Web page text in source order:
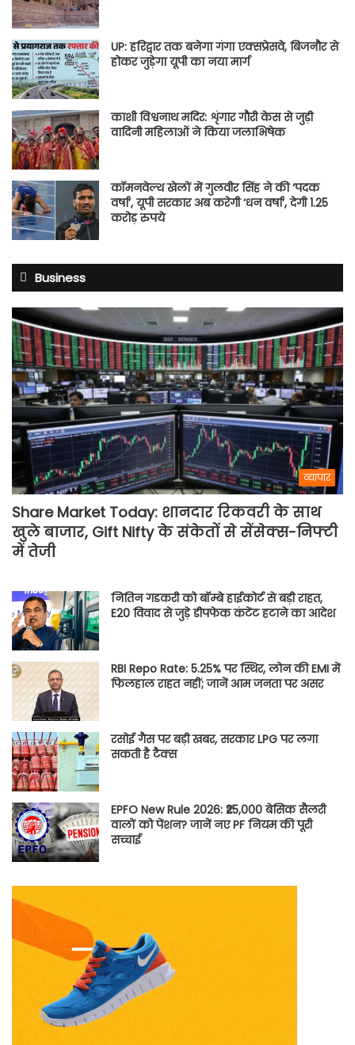
UP: हरिद्वार तक बनेगा गंगा एक्सप्रेसवे, बिजनौर से
होकर जुड़ेगा यूपी का नया मार्ग
काशी विश्वनाथ मदिर: शृंगार गौरी केस से जुड़ी
वादिनी महिलाओं ने किया जलाभिषेक
कॉमनवेल्थ खेलों में गुलवीर सिंह ने की ‘पदक
वर्षा’, यूपी सरकार अब करेगी ‘धन वर्षा’, देगी 1.25
करोड़ रुपये
Business
व्यापार
Share Market Today: शानदार रिकवरी के साथ
खुले बाजार, Gift Nifty के संकेतों से सेंसेक्स-निफ्टी
में तेजी
नितिन गडकरी को बॉम्बे हाईकोर्ट से बड़ी राहत,
E20 विवाद से जुड़े डीपफेक कंटेंट हटाने का आदेश
RBI Repo Rate: 5.25% पर स्थिर, लोन की EMI में
फिलहाल राहत नहीं; जानें आम जनता पर असर
रसोई गैस पर बड़ी खबर, सरकार LPG पर लगा
सकती है टैक्स
EPFO New Rule 2026: ₹25,000 बेसिक सैलरी
वालों को पेंशन? जानें नए PF नियम की पूरी
सच्चाई